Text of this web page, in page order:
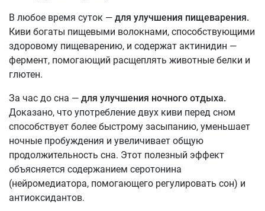
В любое время суток — для улучшения пищеварения.
Киви богаты пищевыми волокнами, способствующими
здоровому пищеварению, и содержат актинидин —
фермент, помогающий расщеплять животные белки и
глютен.
За час до сна — для улучшения ночного отдыха.
Доказано, что употребление двух киви перед сном
способствует более быстрому засыпанию, уменьшает
ночные пробуждения и увеличивает общую
продолжительность сна. Этот полезный эффект
объясняется содержанием серотонина
(нейромедиатора, помогающего регулировать сон) и
антиоксидантов.